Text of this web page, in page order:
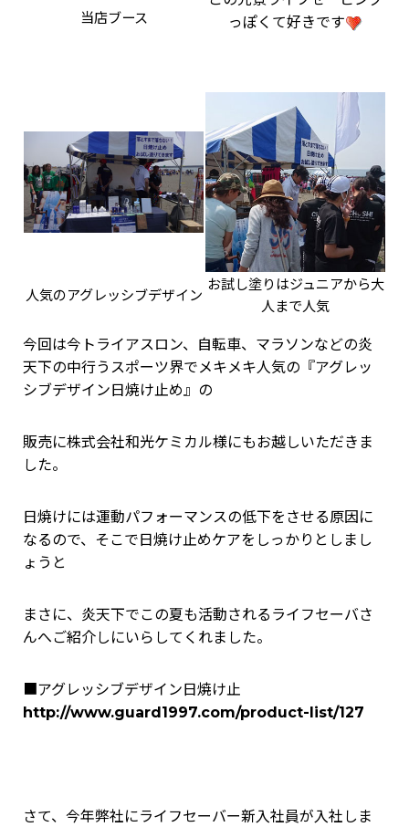
当店ブース
っぽくて好きです
人気のアグレッシブデザイン
お試し塗りはジュニアから大
人まで人気
今回は今トライアスロン、自転車、マラソンなどの炎
天下の中行うスポーツ界でメキメキ人気の『アグレッ
シブデザイン日焼け止め』の
販売に株式会社和光ケミカル様にもお越しいただきま
した。
日焼けには運動パフォーマンスの低下をさせる原因に
なるので、そこで日焼け止めケアをしっかりとしまし
ょうと
まさに、炎天下でこの夏も活動されるライフセーバさ
んへご紹介しにいらしてくれました。
■アグレッシブデザイン日焼け止
http://www.guard1997.com/product-list/127
さて、今年弊社にライフセーバー新入社員が入社しま